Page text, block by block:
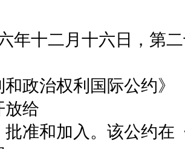
十二月十六日，第二
和政治权利国际公约
放给
批准和加入。该公约在